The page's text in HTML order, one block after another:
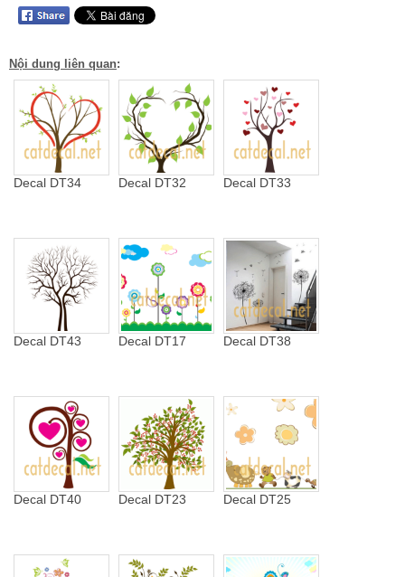
Nội dung liên quan:
Decal DT34 Decal DT32 Decal DT33
Decal DT43 Decal DT17 Decal DT38
Decal DT40 Decal DT23 Decal DT25